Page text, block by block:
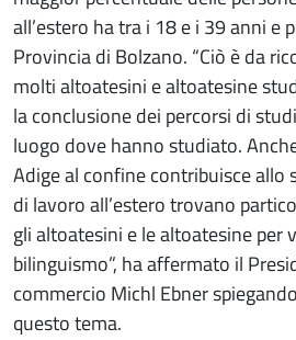
all’estero ha tra i 18 e i 39 anni e
Provincia di Bolzano. “Ciò è da
molti altoatesini e altoatesine
la conclusione dei percorsi di
luogo dove hanno studiato.
Adige al confine contribuisce allo
di lavoro all’estero trovano
gli altoatesini e le altoatesine per
bilinguismo”, ha affermato il
commercio Michl Ebner
questo tema.